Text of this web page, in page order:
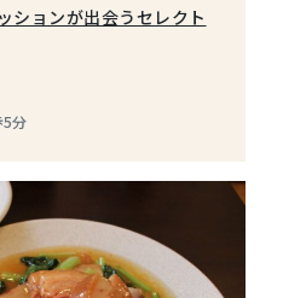
ションが出会うセレクト
5分